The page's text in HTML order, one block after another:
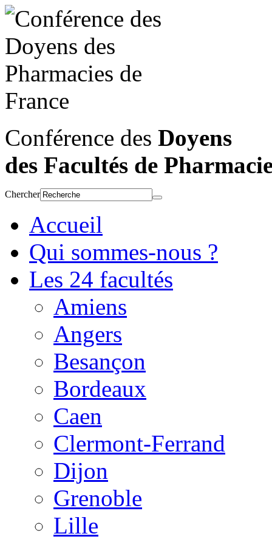
Conférence des Doyens
des Facultés de
Chercher
Accueil
Qui sommes-nous ?
Les 24 facultés
Amiens
Angers
Besançon
Bordeaux
Caen
Clermont-Ferrand
Dijon
Grenoble
Lille